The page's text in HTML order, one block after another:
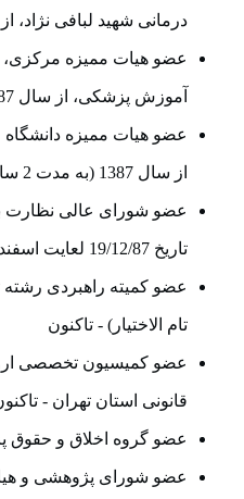
درمانی شهید لبافی نژاد، از سال 1387 (به
عضو هیات ممیزه مرکزی،
آموزش پزشکی، از سال 1387 تاکنون
عضو هیات ممیزه
از سال 1387 (به مدت 2 سال)
عضو شورای عالی نظارت
تاریخ 19/12/87 لعایت اسفند 88
عضو کمیته راهبردی
تام الاختیار) - تاکنون
عضو کمیسیون تخصصی
قانونی استان تهران -
عضو گروه اخلاق و حقوق
عضو شورای پژوهشی و